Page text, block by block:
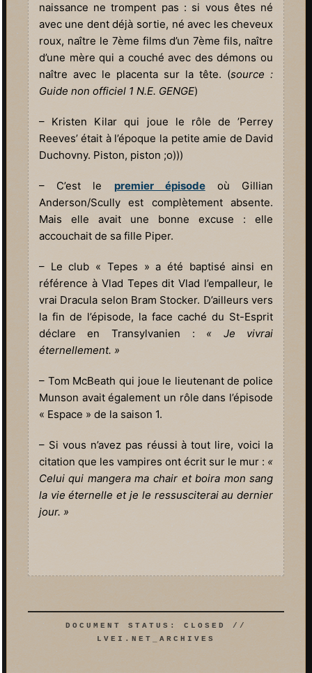
naissance ne trompent pas : si vous êtes né
avec une dent déjà sortie, né avec les cheveux
roux, naître le 7ème films d’un 7ème fils, naître
d’une mère qui a couché avec des démons ou
naître avec le placenta sur la tête. (source :
Guide non officiel 1 N.E. GENGE)
– Kristen Kilar qui joue le rôle de ’Perrey
Reeves’ était à l’époque la petite amie de David
Duchovny. Piston, piston ;o)))
– C’est le premier épisodeoù Gillian
Anderson/Scully est complètement absente.
Mais elle avait une bonne excuse : elle
accouchait de sa fille Piper.
– Le club « Tepes » a été baptisé ainsi en
référence à Vlad Tepes dit Vlad l’empalleur, le
vrai Dracula selon Bram Stocker. D’ailleurs vers
la fin de l’épisode, la face caché du St-Esprit
déclare en Transylvanien : « Je vivrai
éternellement. »
– Tom McBeath qui joue le lieutenant de police
Munson avait également un rôle dans l’épisode
« Espace » de la saison 1.
– Si vous n’avez pas réussi à tout lire, voici la
citation que les vampires ont écrit sur le mur : «
Celui qui mangera ma chair et boira mon sang
la vie éternelle et je le ressusciterai au dernier
jour. »
DOCUMENT STATUS: CLOSED //
LVEI.NET_ARCHIVES